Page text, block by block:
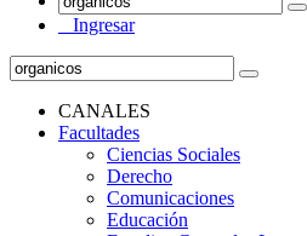
Ingresar
CANALES
Facultades
Ciencias Sociales
Derecho
Comunicaciones
Educación